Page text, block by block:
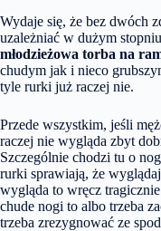
Wydaje się, że bez dwóch
uzależniać w dużym
młodzieżowa torba na
chudym jak i nieco
tyle rurki już raczej nie.
Przede wszystkim, jeśli
raczej nie wygląda zbyt
Szczególnie chodzi tu o
rurki sprawiają, że
wygląda to wręcz
chude nogi to albo trzeba
trzeba zrezygnować ze